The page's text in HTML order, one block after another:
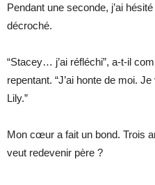
Pendant une seconde, j’ai
décroché.
“Stacey… j’ai réfléchi”, a-t-il
repentant. “J’ai honte de moi.
Lily.”
Mon cœur a fait un bond. Trois
veut redevenir père ?